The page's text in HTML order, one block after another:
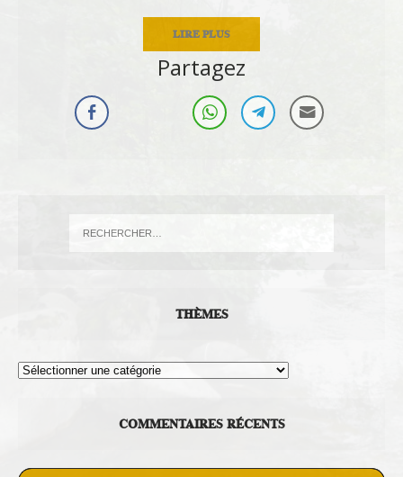
LIRE PLUS
Partagez
THÈMES
Thèmes
COMMENTAIRES RÉCENTS